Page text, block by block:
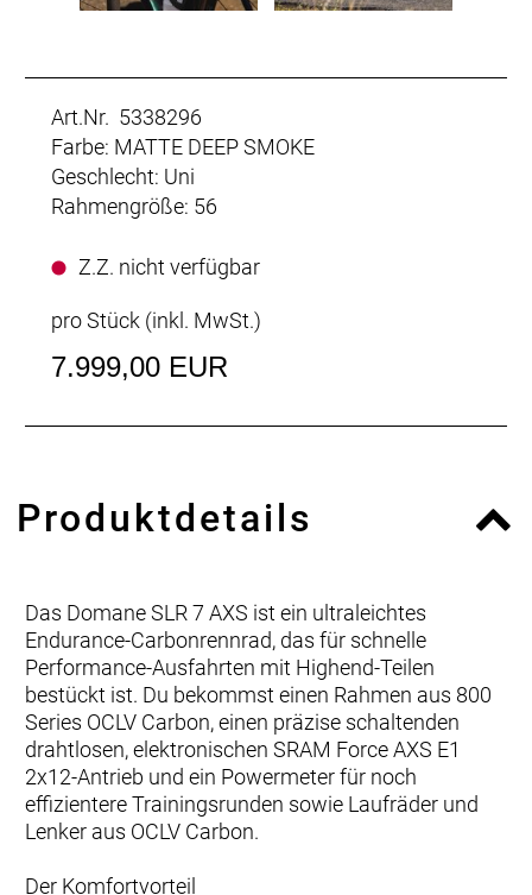
Art.Nr. 5338296
Farbe: MATTE DEEP SMOKE
Geschlecht: Uni
Rahmengröße: 56
Z.Z. nicht verfügbar
pro Stück (inkl. MwSt.)
7.999,00 EUR
Produktdetails
Das Domane SLR 7 AXS ist ein ultraleichtes
Endurance-Carbonrennrad, das für schnelle
Performance-Ausfahrten mit Highend-Teilen
bestückt ist. Du bekommst einen Rahmen aus 800
Series OCLV Carbon, einen präzise schaltenden
drahtlosen, elektronischen SRAM Force AXS E1
2x12-Antrieb und ein Powermeter für noch
effizientere Trainingsrunden sowie Laufräder und
Lenker aus OCLV Carbon.
Der Komfortvorteil